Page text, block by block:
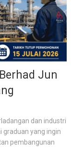
Jun
dan industri
graduan yang ingin
pembangunan